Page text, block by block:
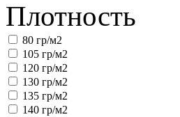
Плотность
80 гр/м2
105 гр/м2
120 гр/м2
130 гр/м2
135 гр/м2
140 гр/м2